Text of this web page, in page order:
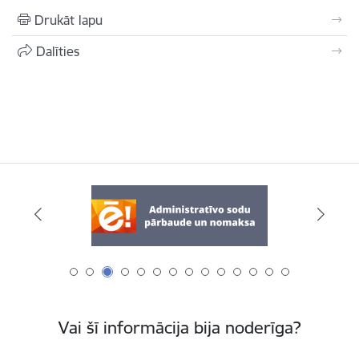
Drukāt lapu
Dalīties
Vai šī informācija bija noderīga?